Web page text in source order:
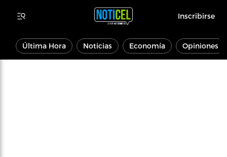
Inscribirse
Última Hora Noticias Economía Opiniones